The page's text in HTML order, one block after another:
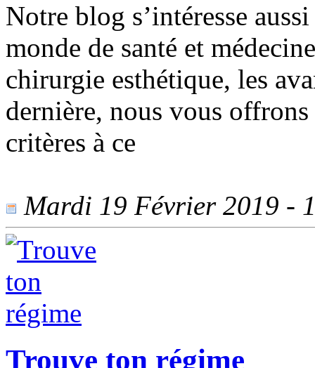
Notre blog s’intéresse
monde de santé et
chirurgie esthétique, les
dernière, nous vous
critères à ce
Mardi 19 Février 2019 -
Trouve ton régime